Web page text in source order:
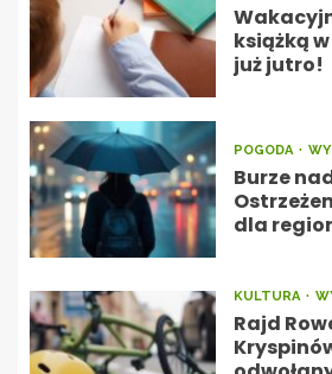
książką
już jutro!
POGODA
Burze
dla
KULTURA
Rajd